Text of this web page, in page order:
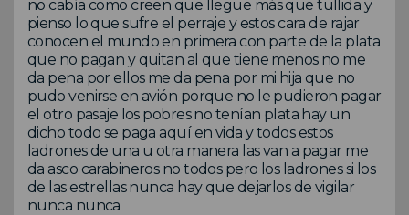
no cabía como creen que llegue más que tullida y
pienso lo que sufre el perraje y estos cara de rajar
conocen el mundo en primera con parte de la plata
que no pagan y quitan al que tiene menos no me
da pena por ellos me da pena por mi hija que no
pudo venirse en avión porque no le pudieron pagar
el otro pasaje los pobres no tenían plata hay un
dicho todo se paga aquí en vida y todos estos
ladrones de una u otra manera las van a pagar me
da asco carabineros no todos pero los ladrones si los
de las estrellas nunca hay que dejarlos de vigilar
nunca nunca